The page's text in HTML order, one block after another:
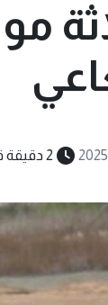
2 دقيقة قراءة